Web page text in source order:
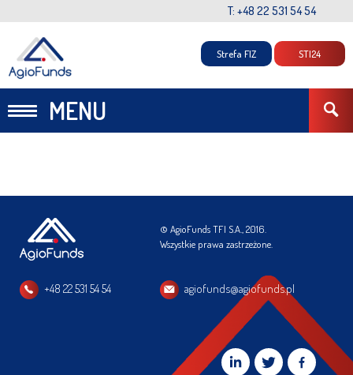
T: +48 22 531 54 54
MENU
Strefa FIZ STI24
© AgioFunds TFI S.A., 2016.
Wszystkie prawa zastrzeżone.
+48 22 531 54 54 agiofunds@agiofunds.pl